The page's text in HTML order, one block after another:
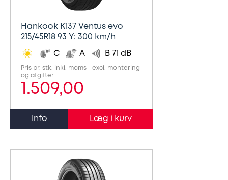
Hankook K137 Ventus evo
215/45R18 93 Y: 300 km/h
C A B 71 dB
Pris pr. stk. inkl. moms - excl. montering
og afgifter
1.509,00
Info